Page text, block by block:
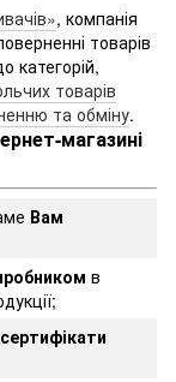
, компанія
товарів
категорій,
товарів
та обміну.
магазині
Вам
в
сертифікати